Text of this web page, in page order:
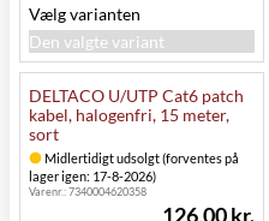
Vælg varianten
Den valgte variant
DELTACO U/UTP Cat6 patch
kabel, halogenfri, 15 meter,
sort
Midlertidigt udsolgt (forventes på
lager igen: 17-8-2026)
Varenr.:7340004620358
126,00 kr.